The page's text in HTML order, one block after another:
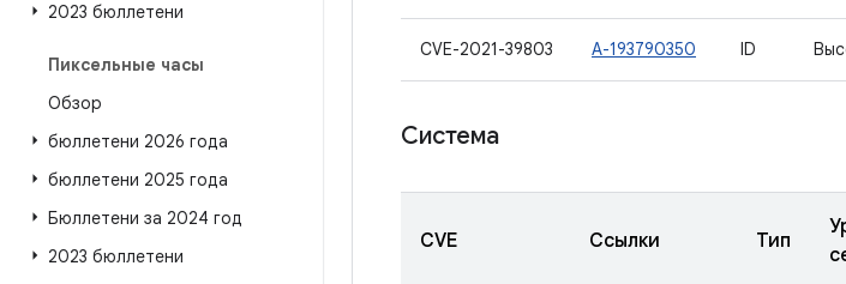
2023 бюллетени
Пиксельные часы
Обзор
бюллетени 2026 года
бюллетени 2025 года
Бюллетени за 2024 год
2023 бюллетени
CVE-2021-39803 A-193790350 ID
Система
CVE Ссылки Тип